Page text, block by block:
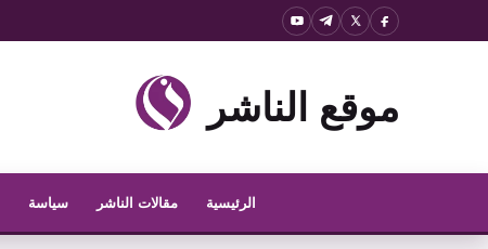
موقع الناشر
الرئيسية مقالات الناشر سياسة